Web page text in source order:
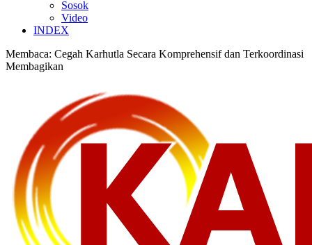
Sosok
Video
INDEX
Membaca: Cegah Karhutla Secara Komprehensif dan Terkoordinasi
Membagikan